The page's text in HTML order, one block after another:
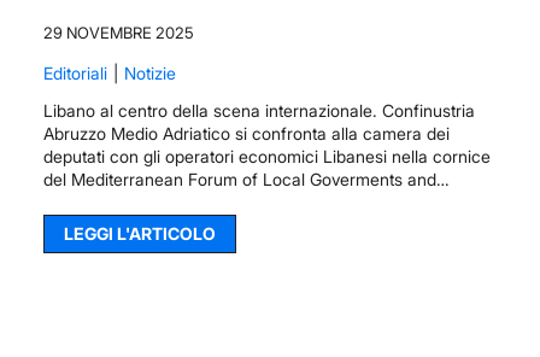
29 NOVEMBRE 2025
Editoriali
Notizie
Libano al centro della scena internazionale. Confinustria
Abruzzo Medio Adriatico si confronta alla camera dei
deputati con gli operatori economici Libanesi nella cornice
del Mediterranean Forum of Local Goverments and…
LEGGI L'ARTICOLO